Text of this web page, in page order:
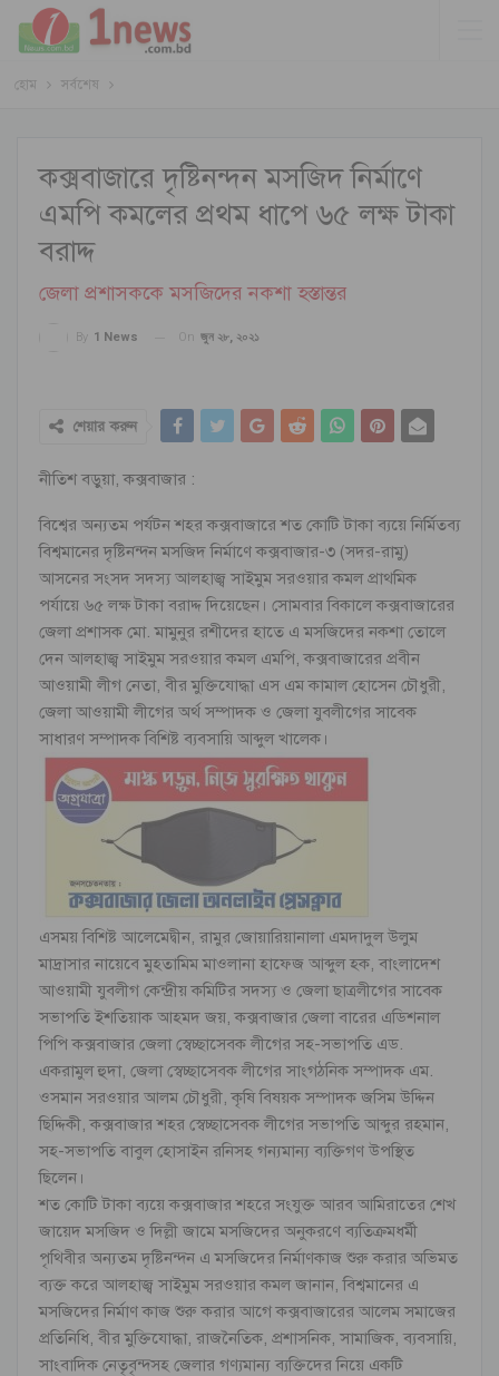
হোম সর্বশেষ
কক্সবাজারে দৃষ্টিনন্দন মসজিদ নির্মাণে
এমপি কমলের প্রথম ধাপে ৬৫ লক্ষ টাকা
বরাদ্দ
জেলা প্রশাসককে মসজিদের নকশা হস্তান্তর
By 1 News On জুন ২৮, ২০২১
শেয়ার করুন
নীতিশ বড়ুয়া, কক্সবাজার :
বিশ্বের অন্যতম পর্যটন শহর কক্সবাজারে শত কোটি টাকা ব্যয়ে নির্মিতব্য
বিশ্বমানের দৃষ্টিনন্দন মসজিদ নির্মাণে কক্সবাজার-৩ (সদর-রামু)
আসনের সংসদ সদস্য আলহাজ্ব সাইমুম সরওয়ার কমল প্রাথমিক
পর্যায়ে ৬৫ লক্ষ টাকা বরাদ্দ দিয়েছেন। সোমবার বিকালে কক্সবাজারের
জেলা প্রশাসক মো. মামুনুর রশীদের হাতে এ মসজিদের নকশা তোলে
দেন আলহাজ্ব সাইমুম সরওয়ার কমল এমপি, কক্সবাজারের প্রবীন
আওয়ামী লীগ নেতা, বীর মুক্তিযোদ্ধা এস এম কামাল হোসেন চৌধুরী,
জেলা আওয়ামী লীগের অর্থ সম্পাদক ও জেলা যুবলীগের সাবেক
সাধারণ সম্পাদক বিশিষ্ট ব্যবসায়ি আব্দুল খালেক।
এসময় বিশিষ্ট আলেমেদ্বীন, রামুর জোয়ারিয়ানালা এমদাদুল উলুম
মাদ্রাসার নায়েবে মুহতামিম মাওলানা হাফেজ আব্দুল হক, বাংলাদেশ
আওয়ামী যুবলীগ কেন্দ্রীয় কমিটির সদস্য ও জেলা ছাত্রলীগের সাবেক
সভাপতি ইশতিয়াক আহমদ জয়, কক্সবাজার জেলা বারের এডিশনাল
পিপি কক্সবাজার জেলা স্বেচ্ছাসেবক লীগের সহ-সভাপতি এড.
একরামুল হুদা, জেলা স্বেচ্ছাসেবক লীগের সাংগঠনিক সম্পাদক এম.
ওসমান সরওয়ার আলম চৌধুরী, কৃষি বিষয়ক সম্পাদক জসিম উদ্দিন
ছিদ্দিকী, কক্সবাজার শহর স্বেচ্ছাসেবক লীগের সভাপতি আব্দুর রহমান,
সহ-সভাপতি বাবুল হোসাইন রনিসহ গন্যমান্য ব্যক্তিগণ উপস্থিত
ছিলেন।
শত কোটি টাকা ব্যয়ে কক্সবাজার শহরে সংযুক্ত আরব আমিরাতের শেখ
জায়েদ মসজিদ ও দিল্লী জামে মসজিদের অনুকরণে ব্যতিক্রমধর্মী
পৃথিবীর অন্যতম দৃষ্টিনন্দন এ মসজিদের নির্মাণকাজ শুরু করার অভিমত
ব্যক্ত করে আলহাজ্ব সাইমুম সরওয়ার কমল জানান, বিশ্বমানের এ
মসজিদের নির্মাণ কাজ শুরু করার আগে কক্সবাজারের আলেম সমাজের
প্রতিনিধি, বীর মুক্তিযোদ্ধা, রাজনৈতিক, প্রশাসনিক, সামাজিক, ব্যবসায়ি,
সাংবাদিক নেতৃবৃন্দসহ জেলার গণ্যমান্য ব্যক্তিদের নিয়ে একটি